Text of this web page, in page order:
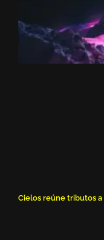
Cielos reúne tributos